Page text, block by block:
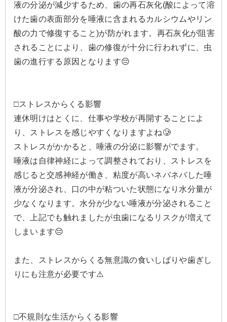
液の分泌が減少するため、歯の再石灰化(酸によって溶
けた歯の表面部分を唾液に含まれるカルシウムやリン
酸の力で修復すること)が防がれます。再石灰化が阻害
されることにより、歯の修復が十分に行われずに、虫
歯の進行する原因となります😔
□ストレスからくる影響
連休明けはとくに、仕事や学校が再開することによ
り、ストレスを感じやすくなりますよね🥲
ストレスがかかると、唾液の分泌に影響がでます。
唾液は自律神経によって調整されており、ストレスを
感じると交感神経が働き、粘度が高いネバネバした唾
液が分泌され、口の中が粘ついた状態になり水分量が
少なくなります。水分が少ない唾液が分泌されること
で、上記でも触れましたが虫歯になるリスクが増えて
しまいます😔
また、ストレスからくる無意識の食いしばりや歯ぎし
りにも注意が必要です⚠️
□不規則な生活からくる影響